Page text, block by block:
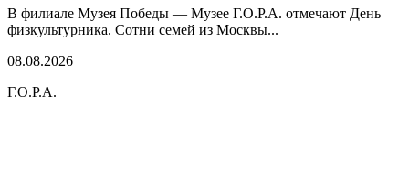
В филиале Музея Победы — Музее Г.О.Р.А. отмечают День
физкультурника. Сотни семей из Москвы...
08.08.2026
Г.О.Р.А.